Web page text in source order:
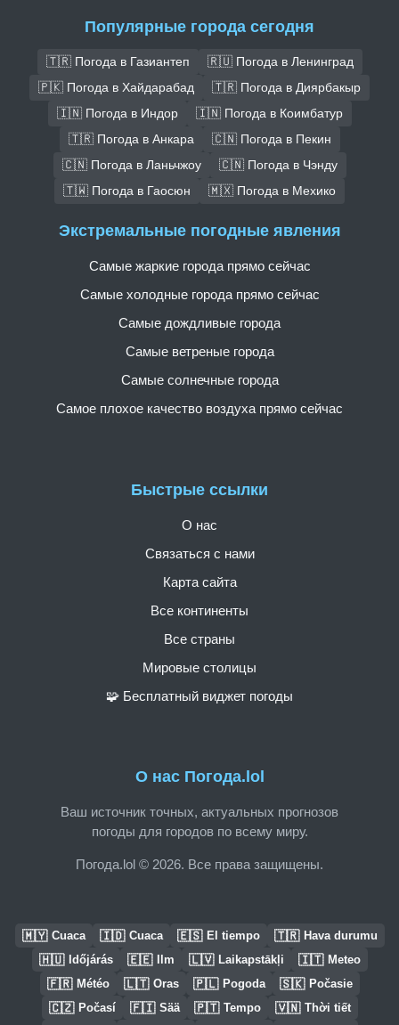
Популярные города сегодня
🇹🇷 Погода в Газиантеп
🇷🇺 Погода в Ленинград
🇵🇰 Погода в Хайдарабад
🇹🇷 Погода в Диярбакыр
🇮🇳 Погода в Индор
🇮🇳 Погода в Коимбатур
🇹🇷 Погода в Анкара
🇨🇳 Погода в Пекин
🇨🇳 Погода в Ланьчжоу
🇨🇳 Погода в Чэнду
🇹🇼 Погода в Гаосюн
🇲🇽 Погода в Мехико
О нас Погода.lol
Ваш источник точных, актуальных прогнозов
погоды для городов по всему миру.
Погода.lol © 2026. Все права защищены.
Быстрые ссылки
О нас
Связаться с нами
Карта сайта
Все континенты
Все страны
Мировые столицы
🧩 Бесплатный виджет погоды
Экстремальные погодные явления
Самые жаркие города прямо сейчас
Самые холодные города прямо сейчас
Самые дождливые города
Самые ветреные города
Самые солнечные города
Самое плохое качество воздуха прямо сейчас
🇲🇾 Cuaca 🇮🇩 Cuaca 🇪🇸 El tiempo 🇹🇷 Hava durumu
🇭🇺 Időjárás 🇪🇪 Ilm 🇱🇻 Laikapstākļi 🇮🇹 Meteo
🇫🇷 Météo 🇱🇹 Oras 🇵🇱 Pogoda 🇸🇰 Počasie
🇨🇿 Počasí 🇫🇮 Sää 🇵🇹 Tempo 🇻🇳 Thời tiết